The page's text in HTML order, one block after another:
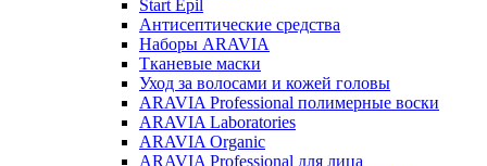
Start Epil
Антисептические средства
Наборы ARAVIA
Тканевые маски
Уход за волосами и кожей головы
ARAVIA Professional полимерные воски
ARAVIA Laboratories
ARAVIA Organic
ARAVIA Professional для лица